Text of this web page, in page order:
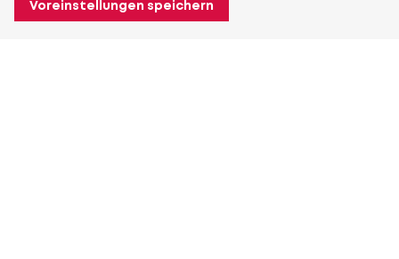
Voreinstellungen speichern